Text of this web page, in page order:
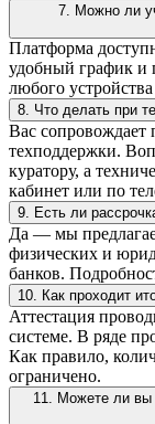
7. Можно ли
Платформа
удобный график и
любого
8. Что делать при
Вас сопровождает
техподдержки.
куратору, а
кабинет или по
9. Есть ли
Да — мы
физических и
банков.
10. Как проходит
Аттестация
системе. В ряде
Как правило,
ограничено.
11. Можете ли вы